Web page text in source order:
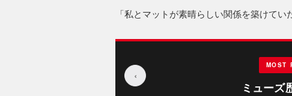
「私とマットが素晴らしい関係を築けて
‹
MOST
ミューズ